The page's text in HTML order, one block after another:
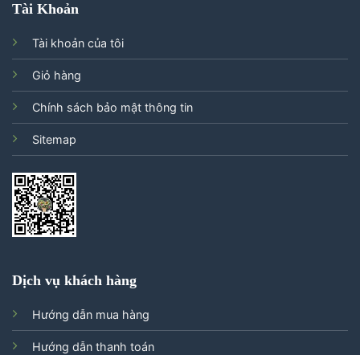
Tài Khoản
Tài khoản của tôi
Giỏ hàng
Chính sách bảo mật thông tin
Sitemap
Dịch vụ khách hàng
Hướng dẫn mua hàng
Hướng dẫn thanh toán